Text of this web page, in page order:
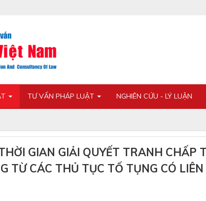
TƯ VẤN PHÁP LUẬT NGHIÊN CỨU - LÝ LUẬN
GIAN GIẢI QUYẾT TRANH CHẤP
TỪ CÁC THỦ TỤC TỐ TỤNG CÓ LIÊN